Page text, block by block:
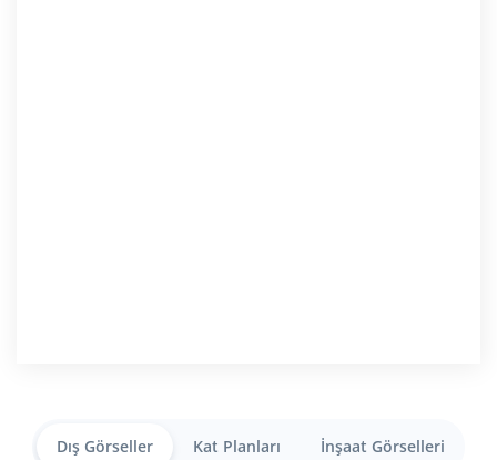
Dış Görseller Kat Planları İnşaat Görselleri